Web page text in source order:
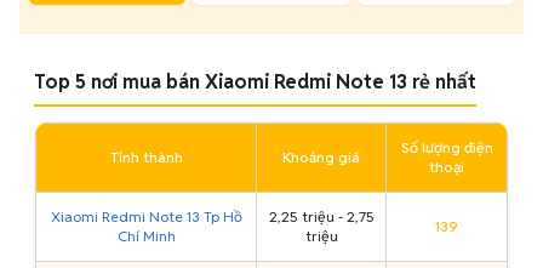
Top 5 nơi mua bán Xiaomi Redmi Note 13 rẻ nhất
Tỉnh thành Khoảng giá
Số lượng điện
thoại
Xiaomi Redmi Note 13 Tp Hồ
Chí Minh
2,25 triệu - 2,75
triệu
139